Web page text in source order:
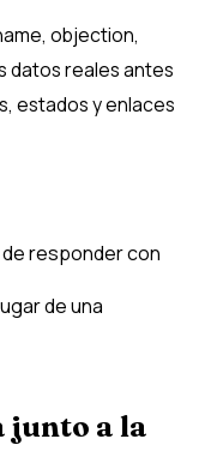
objection,
datos reales antes
estados y enlaces
responder con
de una
junto a la